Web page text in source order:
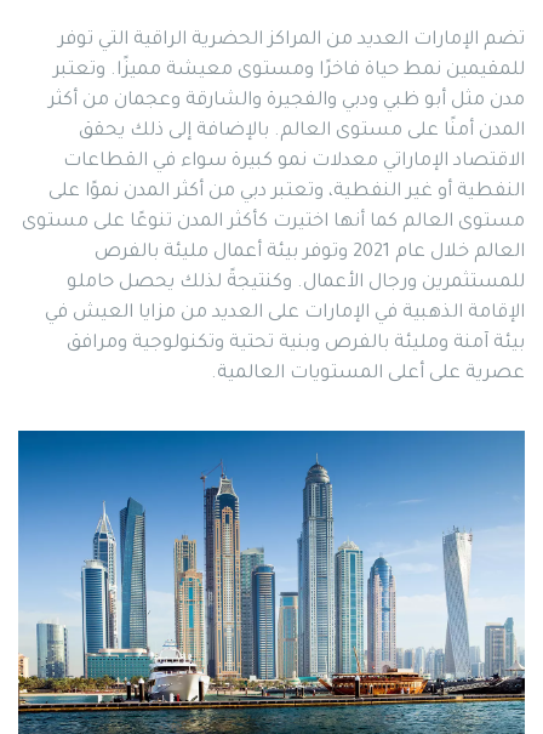
تضم الإمارات العديد من المراكز الحضرية الراقية التي توفر
للمقيمين نمط حياة فاخرًا ومستوى معيشة مميزًا. وتعتبر
مدن مثل أبو ظبي ودبي والفجيرة والشارقة وعجمان من أكثر
المدن أمنًا على مستوى العالم. بالإضافة إلى ذلك يحقق
الاقتصاد الإماراتي معدلات نمو كبيرة سواء في القطاعات
النفطية أو غير النفطية، وتعتبر دبي من أكثر المدن نموًا على
مستوى العالم كما أنها اختيرت كأكثر المدن تنوعًا على مستوى
العالم خلال عام 2021 وتوفر بيئة أعمال مليئة بالفرص
للمستثمرين ورجال الأعمال. وكنتيجةً لذلك يحصل حاملو
الإقامة الذهبية في الإمارات على العديد من مزايا العيش في
بيئة آمنة ومليئة بالفرص وبنية تحتية وتكنولوجية ومرافق
عصرية على أعلى المستويات العالمية.